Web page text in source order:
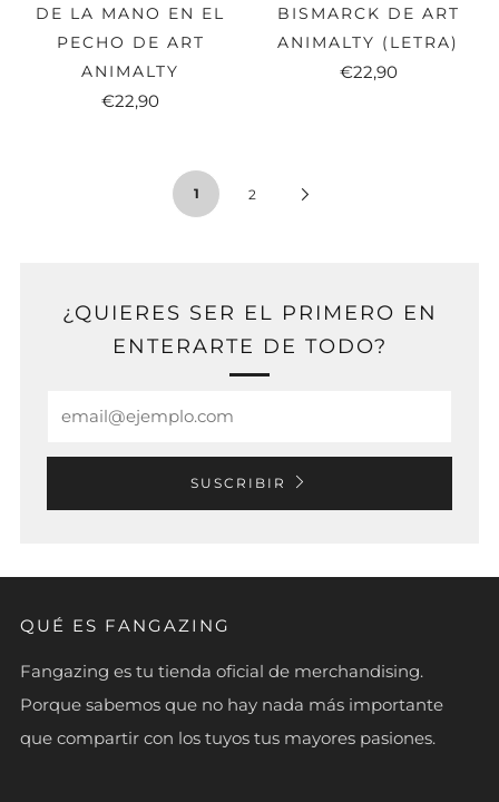
DE LA MANO EN EL
PECHO DE ART
ANIMALTY
€22,90
BISMARCK DE ART
ANIMALTY (LETRA)
€22,90
1 2
¿QUIERES SER EL PRIMERO EN
ENTERARTE DE TODO?
SUSCRIBIR
QUÉ ES FANGAZING
Fangazing es tu tienda oficial de merchandising.
Porque sabemos que no hay nada más importante
que compartir con los tuyos tus mayores pasiones.